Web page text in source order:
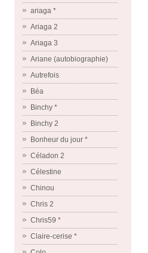
ariaga *
Ariaga 2
Ariaga 3
Ariane (autobiographie)
Autrefois
Béa
Binchy *
Binchy 2
Bonheur du jour *
Céladon 2
Célestine
Chinou
Chris 2
Chris59 *
Claire-cerise *